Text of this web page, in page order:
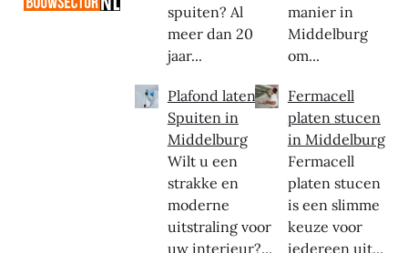
spuiten? Al
meer dan 20
jaar...
Plafond laten
Spuiten in
Middelburg
Wilt u een
strakke en
moderne
uitstraling voor
uw interieur?...
manier in
Middelburg
om...
Fermacell
platen stucen
in Middelburg
Fermacell
platen stucen
is een slimme
keuze voor
iedereen uit...